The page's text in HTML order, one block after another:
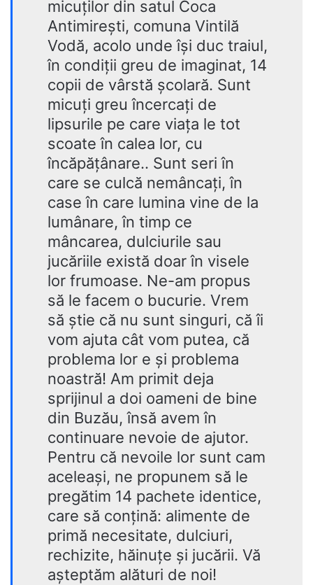
micuților din satul Coca
Antimirești, comuna Vintilă
Vodă, acolo unde își duc traiul,
în condiții greu de imaginat, 14
copii de vârstă școlară. Sunt
micuți greu încercați de
lipsurile pe care viața le tot
scoate în calea lor, cu
încăpățânare.. Sunt seri în
care se culcă nemâncați, în
case în care lumina vine de la
lumânare, în timp ce
mâncarea, dulciurile sau
jucăriile există doar în visele
lor frumoase. Ne-am propus
să le facem o bucurie. Vrem
să știe că nu sunt singuri, că îi
vom ajuta cât vom putea, că
problema lor e și problema
noastră! Am primit deja
sprijinul a doi oameni de bine
din Buzău, însă avem în
continuare nevoie de ajutor.
Pentru că nevoile lor sunt cam
aceleași, ne propunem să le
pregătim 14 pachete identice,
care să conțină: alimente de
primă necesitate, dulciuri,
rechizite, hăinuțe și jucării. Vă
așteptăm alături de noi!